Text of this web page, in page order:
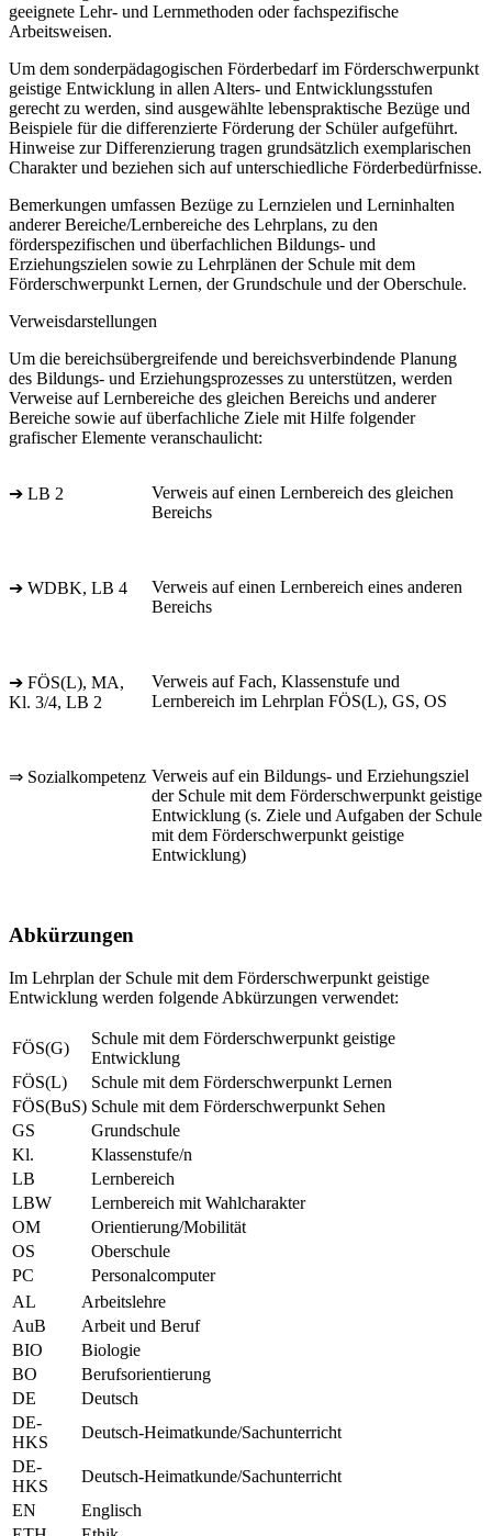
geeignete Lehr- und Lernmethoden oder fachspezifische
Arbeitsweisen.
Um dem sonderpädagogischen Förderbedarf im Förderschwerpunkt
geistige Entwicklung in allen Alters- und Entwicklungsstufen
gerecht zu werden, sind ausgewählte lebenspraktische Bezüge und
Beispiele für die differenzierte Förderung der Schüler aufgeführt.
Hinweise zur Differenzierung tragen grundsätzlich exemplarischen
Charakter und beziehen sich auf unterschiedliche Förderbedürfnisse.
Bemerkungen umfassen Bezüge zu Lernzielen und Lerninhalten
anderer Bereiche/Lernbereiche des Lehrplans, zu den
förderspezifischen und überfachlichen Bildungs- und
Erziehungszielen sowie zu Lehrplänen der Schule mit dem
Förderschwerpunkt Lernen, der Grundschule und der Oberschule.
Verweisdarstellungen
Um die bereichsübergreifende und bereichsverbindende Planung
des Bildungs- und Erziehungsprozesses zu unterstützen, werden
Verweise auf Lernbereiche des gleichen Bereichs und anderer
Bereiche sowie auf überfachliche Ziele mit Hilfe folgender
grafischer Elemente veranschaulicht:
➔ LB 2
Verweis auf einen Lernbereich des gleichen
Bereichs
➔ WDBK, LB 4
Verweis auf einen Lernbereich eines anderen
Bereichs
➔ FÖS(L), MA,
Kl. 3/4, LB 2
Verweis auf Fach, Klassenstufe und
Lernbereich im Lehrplan FÖS(L), GS, OS
⇒ Sozialkompetenz Verweis auf ein Bildungs- und Erziehungsziel
der Schule mit dem Förderschwerpunkt geistige
Entwicklung (s. Ziele und Aufgaben der Schule
mit dem Förderschwerpunkt geistige
Entwicklung)
Abkürzungen
Im Lehrplan der Schule mit dem Förderschwerpunkt geistige
Entwicklung werden folgende Abkürzungen verwendet:
FÖS(G)
Schule mit dem Förderschwerpunkt geistige
Entwicklung
FÖS(L)
Schule mit dem Förderschwerpunkt Lernen
FÖS(BuS) Schule mit dem Förderschwerpunkt Sehen
GS
Grundschule
Kl.
Klassenstufe/n
LB
Lernbereich
LBW
Lernbereich mit Wahlcharakter
OM
Orientierung/Mobilität
OS
Oberschule
PC
Personalcomputer
AL
Arbeitslehre
AuB
Arbeit und Beruf
BIO
Biologie
BO
Berufsorientierung
DE
Deutsch
DE-
HKS
Deutsch-Heimatkunde/Sachunterricht
DE-
HKS
Deutsch-Heimatkunde/Sachunterricht
EN
Englisch